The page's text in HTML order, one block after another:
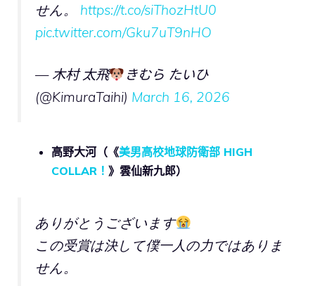
せん。 https://t.co/siThozHtU0
pic.twitter.com/Gku7uT9nHO
— 木村 太飛
きむら たいひ
(@KimuraTaihi) March 16, 2026
高野大河（《美男高校地球防衛部 HIGH
COLLAR！ 》雲仙新九郎）
ありがとうございます
この受賞は決して僕一人の力ではありま
せん。